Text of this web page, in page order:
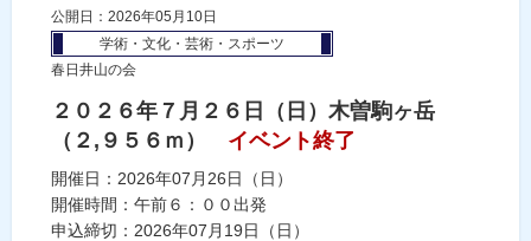
公開日：2026年05月10日
学術・文化・芸術・スポーツ
春日井山の会
２０２６年７月２６日（日）木曽駒ヶ岳
（２,９５６ｍ）
イベント終了
開催日：2026年07月26日（日）
開催時間：午前６：００出発
申込締切：2026年07月19日（日）